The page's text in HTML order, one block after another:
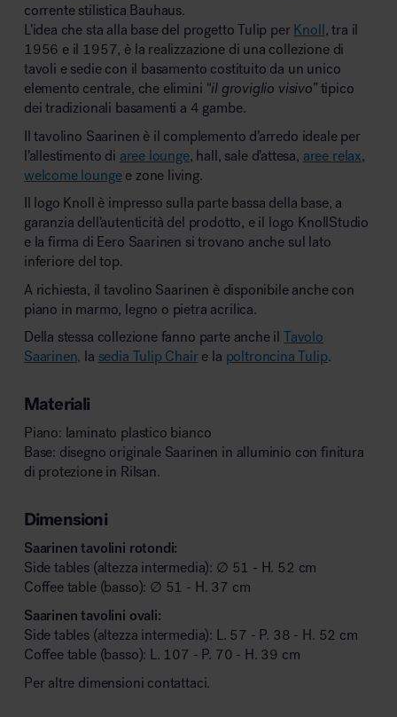
corrente stilistica Bauhaus.
L’idea che sta alla base del progetto Tulip per Knoll, tra il
1956 e il 1957, è la realizzazione di una collezione di
tavoli e sedie con il basamento costituito da un unico
elemento centrale, che elimini “il groviglio visivo”tipico
dei tradizionali basamenti a 4 gambe.
Il tavolino Saarinen è il complemento d’arredo ideale per
l’allestimento di aree lounge, hall, sale d’attesa, aree relax,
welcome loungee zone living.
Il logo Knoll è impresso sulla parte bassa della base, a
garanzia dell’autenticità del prodotto, e il logo KnollStudio
e la firma di Eero Saarinen si trovano anche sul lato
inferiore del top.‎
A richiesta, il tavolino Saarinen è disponibile anche con
piano in marmo, legno o pietra acrilica.
Della stessa collezione fanno parte anche il Tavolo
Saarinen, la sedia Tulip Chaire la poltroncina Tulip.
Materiali
Piano: laminato plastico bianco
Base: disegno originale Saarinen in alluminio con finitura
di protezione in Rilsan.
Dimensioni
Saarinen tavolini rotondi:
Side tables (altezza intermedia): ∅ 51 - H. 52 cm
Coffee table (basso): ∅ 51 - H. 37 cm
Saarinen tavolini ovali:
Side tables (altezza intermedia): L. 57 - P. 38 - H. 52 cm
Coffee table (basso): L. 107 - P. 70 - H. 39 cm
Per altre dimensioni contattaci.